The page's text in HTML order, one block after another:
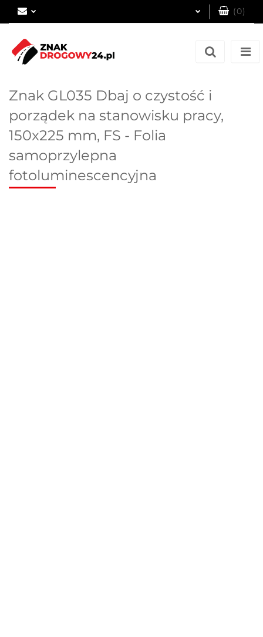
(0)
Znak GL035 Dbaj o czystość i
porządek na stanowisku pracy,
150x225 mm, FS - Folia
samoprzylepna
fotoluminescencyjna